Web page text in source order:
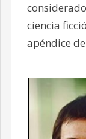
ciencia
apéndice